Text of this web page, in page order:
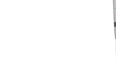
Harnstoff 30%